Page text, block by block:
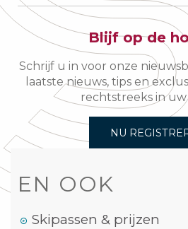
Blijf op de
Schrijf u in voor onze
laatste nieuws, tips en
rechtstreeks in uw
NU
EN OOK
Skipassen & prijzen